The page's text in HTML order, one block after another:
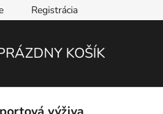
Registrácia
KOŠÍK